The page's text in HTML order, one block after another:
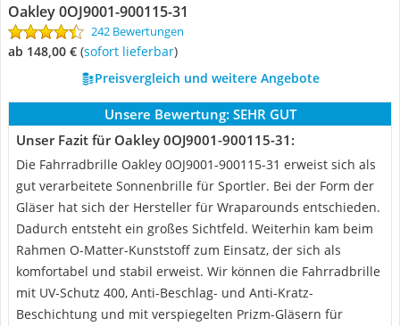
Oakley 0OJ9001-900115-31
242 Bewertungen
ab 148,00 € ( Sofort lieferbar)
Preisvergleich und weitere Angebote
Unsere Bewertung: SEHR GUT
Unser Fazit für Oakley 0OJ9001-900115-31:
Die Fahrradbrille Oakley 0OJ9001-900115-31 erweist sich als
gut verarbeitete Sonnenbrille für Sportler. Bei der Form der
Gläser hat sich der Hersteller für Wraparounds entschieden.
Dadurch entsteht ein großes Sichtfeld. Weiterhin kam beim
Rahmen O-Matter-Kunststoff zum Einsatz, der sich als
komfortabel und stabil erweist. Wir können die Fahrradbrille
mit UV-Schutz 400, Anti-Beschlag- und Anti-Kratz-
Beschichtung und mit verspiegelten Prizm-Gläsern für